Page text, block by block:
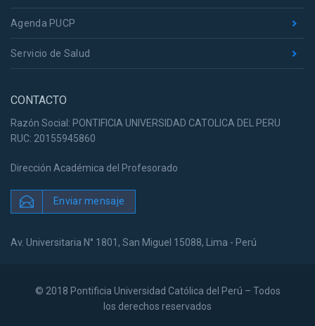
Agenda PUCP
Servicio de Salud
CONTACTO
Razón Social: PONTIFICIA UNIVERSIDAD CATOLICA DEL PERU
RUC: 20155945860
Dirección Académica del Profesorado
Enviar mensaje
Av. Universitaria N° 1801, San Miguel 15088, Lima - Perú
© 2018 Pontificia Universidad Católica del Perú – Todos
los derechos reservados